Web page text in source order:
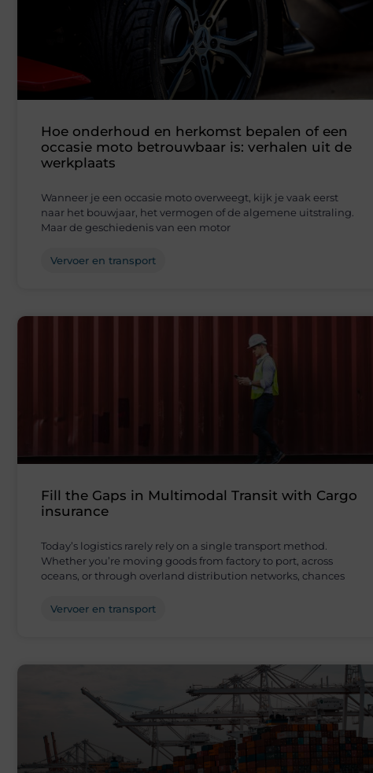
Hoe onderhoud en herkomst bepalen of een
occasie moto betrouwbaar is: verhalen uit de
werkplaats
Wanneer je een occasie moto overweegt, kijk je vaak eerst
naar het bouwjaar, het vermogen of de algemene uitstraling.
Maar de geschiedenis van een motor
Vervoer en transport
Fill the Gaps in Multimodal Transit with Cargo
insurance
Today’s logistics rarely rely on a single transport method.
Whether you’re moving goods from factory to port, across
oceans, or through overland distribution networks, chances
Vervoer en transport